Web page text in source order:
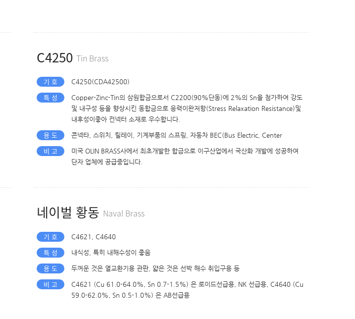
C4250 Tin Brass
기 호 C4250(CDA42500)
특 성
Copper-Zinc-Tin의 삼원합금으로서 C2200(90%단동)에 2%의 Sn을 첨가하여 강도
및 내구성 등을 향상시킨 동합금으로 응력이완저항(Stress Relaxation Resistance)및
내후성이좋아 컨넥터 소재로 우수합니다.
용 도 콘넥타, 스위치, 릴레이, 기계부품의 스프링, 자동차 BEC(Bus Electric, Center
비 고
미국 OLIN BRASS사에서 최초개발한 합금으로 이구산업에서 국산화 개발에 성공하여
단자 업체에 공급중입니다.
네이벌 황동 Naval Brass
기 호 C4621, C4640
특 성 내식성, 특히 내해수성이 좋음
용 도 두꺼운 것은 열교환기용 관판, 얇은 것은 선박 해수 취입구용 등
비 고
C4621 (Cu 61.0-64.0%, Sn 0.7-1.5%) 은 로이드선급용, NK 선급용, C4640 (Cu
59.0-62.0%, Sn 0.5-1.0%) 은 AB선급용